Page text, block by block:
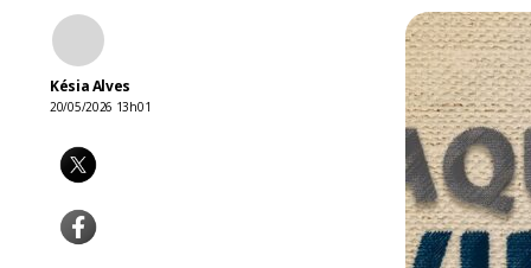
Késia Alves
20/05/2026 13h01